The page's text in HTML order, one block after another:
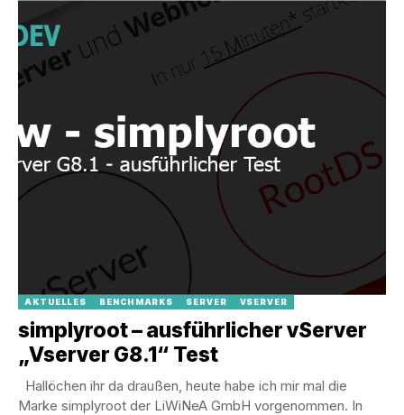
AKTUELLES BENCHMARKS SERVER VSERVER
simplyroot – ausführlicher vServer
„Vserver G8.1“ Test
Hallöchen ihr da draußen, heute habe ich mir mal die
Marke simplyroot der LiWiNeA GmbH vorgenommen. In